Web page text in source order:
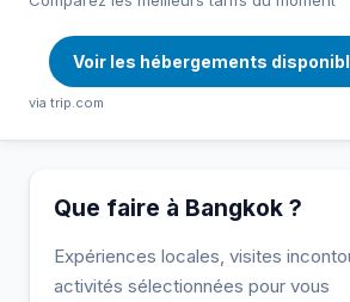
Voir les hébergements
via trip.com
Que faire à Bangkok ?
Expériences locales, visites
activités sélectionnées pour vous